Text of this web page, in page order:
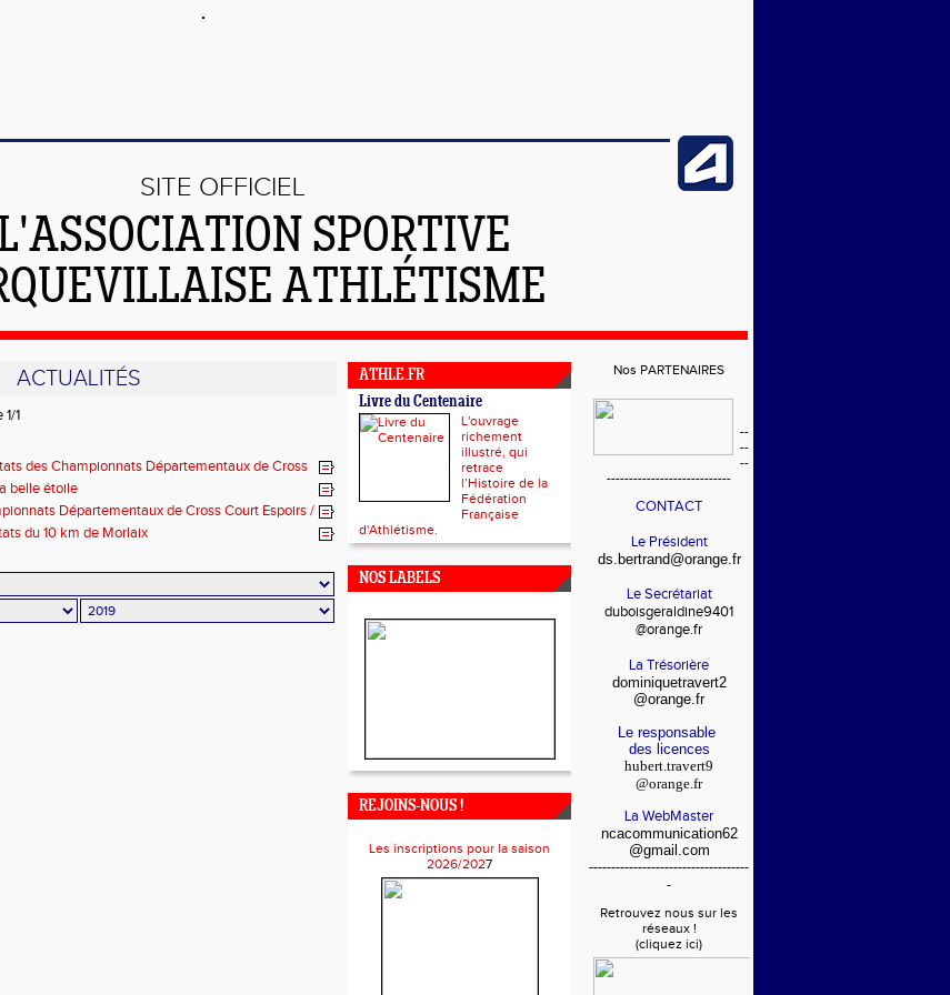
SITE OFFICIEL
SPORTIVE
ATHLÉTISME
ACTUALITÉS
1
des Championnats Départementaux de Cross
belle étoile
Départementaux de Cross Court Espoirs /
Querqueville
du 10 km de Morlaix
ATHLE.FR
Livre du Centenaire
L'ouvrage
richement
illustré, qui
retrace
l’Histoire de la
Fédération
Française
d'Athlétisme.
NOS LABELS
REJOINS-NOUS !
Les inscriptions pour la saison
2026/2027
Nos PARTENAIRES
--
--
--
----------------------------
CONTACT
Le Président
ds.bertrand@orange.fr
Le Secrétariat
duboisgeraldine9401
@orange.fr
La Trésorière
dominiquetravert2
@orange.fr
Le responsable
des licences
hubert.travert9
@orange.fr
La WebMaster
ncacommunication62
@gmail.com
------------------------------------
-
Retrouvez nous sur les
réseaux !
(cliquez ici)